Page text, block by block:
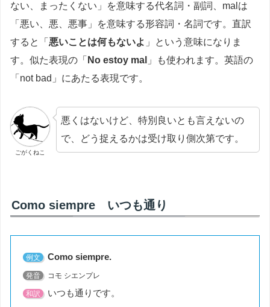
ない、まったくない」を意味する代名詞・副詞、malは
「悪い、悪、悪事」を意味する形容詞・名詞です。直訳
すると「 悪いことは何もないよ 」という意味になりま
す。似た表現の「 No estoy mal 」も使われます。英語の
「not bad」にあたる表現です。
ごがくねこ
悪くはないけど、特別良いとも言えないの
で、どう捉えるかは受け取り側次第です。
Como siempre いつも通り
例文 Como siempre.
発音 コモ シエンプレ
和訳 いつも通りです。